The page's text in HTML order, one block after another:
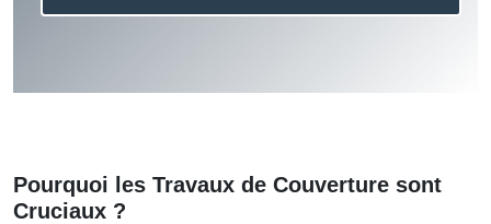
Pourquoi les Travaux de Couverture sont
Cruciaux ?